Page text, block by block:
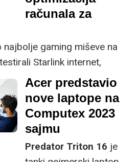
računala za
najbolje gaming miševe na
Starlink internet,
posjetili MWC sajam u
Acer predstavio
nove laptope na
Computex 2023
sajmu
Predator Triton 16 je